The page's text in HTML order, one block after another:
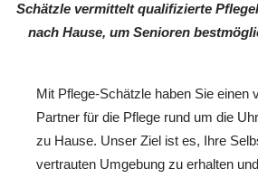
Schätzle vermittelt qualifizierte
nach Hause, um Senioren
Mit Pflege-Schätzle haben Sie einen
Partner für die Pflege rund um die
zu Hause. Unser Ziel ist es, Ihre
vertrauten Umgebung zu erhalten